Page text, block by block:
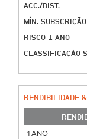
ACC./DIST.
MÍN. SUBSCRIÇÃO
RISCO 1 ANO
CLASSIFICAÇÃO
RENDIBILIDADE
1 ANO